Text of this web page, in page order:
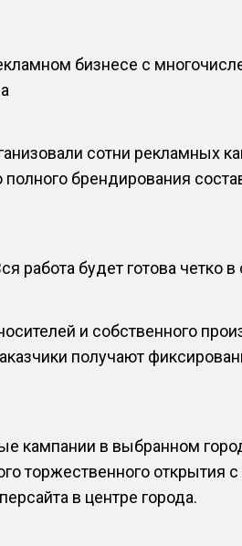
бизнесе с
сотни рекламных
брендирования
работа будет готова четко
и собственного
получают
кампании в выбранном
торжественного
в центре города.